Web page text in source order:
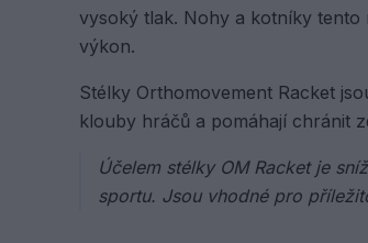
vysoký tlak. Nohy a kotníky tento
výkon.
Stélky Orthomovement Racket
klouby hráčů a pomáhají chránit
Účelem stélky OM Racket je
sportu. Jsou vhodné pro